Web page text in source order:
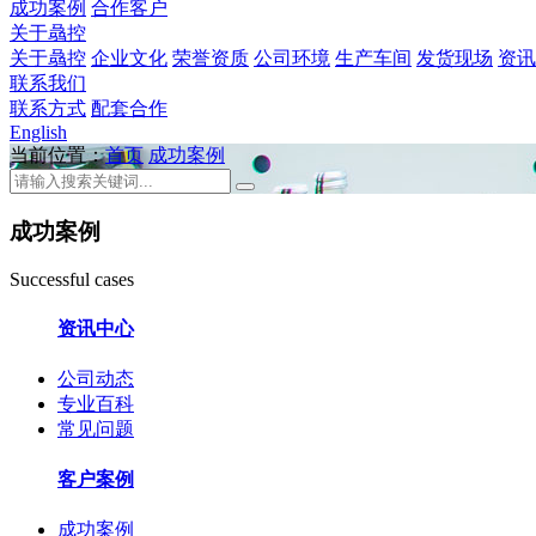
成功案例 合作客户
关于骉控
关于骉控 企业文化 荣誉资质 公司环境 生产车间 发货现场 资
联系我们
联系方式 配套合作
English
当前位置：首页 成功案例
成功案例
Successful cases
资讯中心
公司动态
专业百科
常见问题
客户案例
成功案例